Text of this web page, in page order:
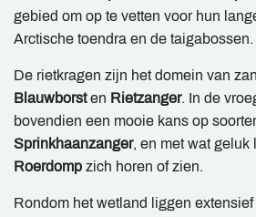
gebied om op te vetten voor hun
Arctische toendra en de taigabossen.
De rietkragen zijn het domein van
Blauwborsten Rietzanger. In de
bovendien een mooie kans op
Sprinkhaanzanger, en met wat geluk
Roerdomp zich horen of zien.
Rondom het wetland liggen